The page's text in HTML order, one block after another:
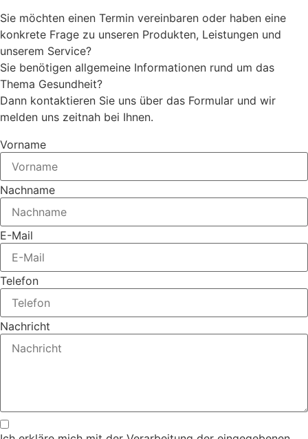
Sie möchten einen Termin vereinbaren oder haben eine
konkrete Frage zu unseren Produkten, Leistungen und
unserem Service?
Sie benötigen allgemeine Informationen rund um das
Thema Gesundheit?
Dann kontaktieren Sie uns über das Formular und wir
melden uns zeitnah bei Ihnen.
Vorname
Nachname
E-Mail
Telefon
Nachricht